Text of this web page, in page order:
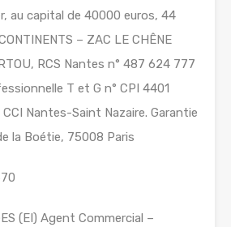
au capital de 40000 euros, 44
– ZAC LE CHÊNE
RCS Nantes n° 487 624 777
T et G n° CPI 4401
Nantes-Saint Nazaire. Garantie
la Boétie, 75008 Paris
(EI) Agent Commercial –